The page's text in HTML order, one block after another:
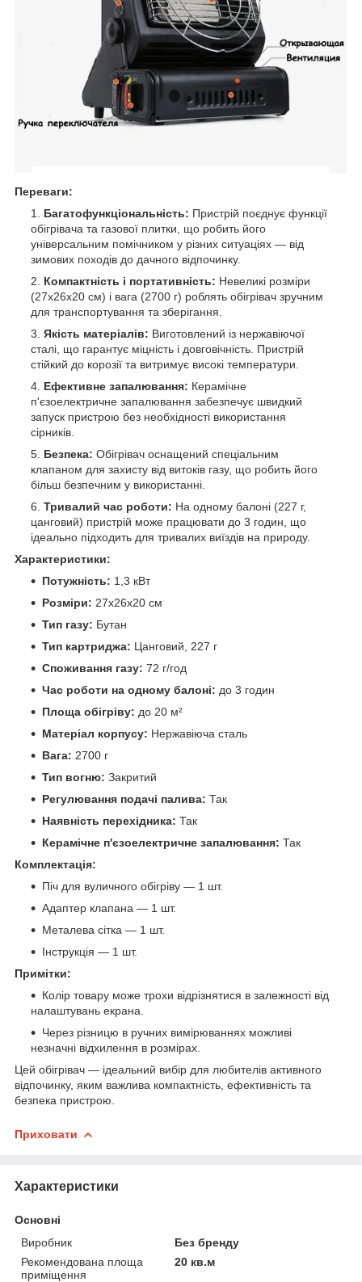
Переваги:
Багатофункціональність: Пристрій поєднує функції
обігрівача та газової плитки, що робить його
універсальним помічником у різних ситуаціях — від
зимових походів до дачного відпочинку.
Компактність і портативність: Невеликі розміри
(27x26x20 см) і вага (2700 г) роблять обігрівач зручним
для транспортування та зберігання.
Якість матеріалів: Виготовлений із нержавіючої
сталі, що гарантує міцність і довговічність. Пристрій
стійкий до корозії та витримує високі температури.
Ефективне запалювання: Керамічне
п'єзоелектричне запалювання забезпечує швидкий
запуск пристрою без необхідності використання
сірників.
Безпека: Обігрівач оснащений спеціальним
клапаном для захисту від витоків газу, що робить його
більш безпечним у використанні.
Тривалий час роботи: На одному балоні (227 г,
цанговий) пристрій може працювати до 3 годин, що
ідеально підходить для тривалих виїздів на природу.
Характеристики:
Потужність: 1,3 кВт
Розміри: 27x26x20 см
Тип газу: Бутан
Тип картриджа: Цанговий, 227 г
Споживання газу: 72 г/год
Час роботи на одному балоні: до 3 годин
Площа обігріву: до 20 м²
Матеріал корпусу: Нержавіюча сталь
Вага: 2700 г
Тип вогню: Закритий
Регулювання подачі палива: Так
Наявність перехідника: Так
Керамічне п'єзоелектричне запалювання: Так
Комплектація:
Піч для вуличного обігріву — 1 шт.
Адаптер клапана — 1 шт.
Металева сітка — 1 шт.
Інструкція — 1 шт.
Примітки:
Колір товару може трохи відрізнятися в залежності від
налаштувань екрана.
Через різницю в ручних вимірюваннях можливі
незначні відхилення в розмірах.
Цей обігрівач — ідеальний вибір для любителів активного
відпочинку, яким важлива компактність, ефективність та
безпека пристрою.
Приховати
Характеристики
Основні
Виробник
Без бренду
Рекомендована площа
приміщення
20 кв.м